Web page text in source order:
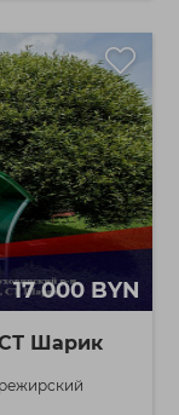
17 000 BYN
Шарик